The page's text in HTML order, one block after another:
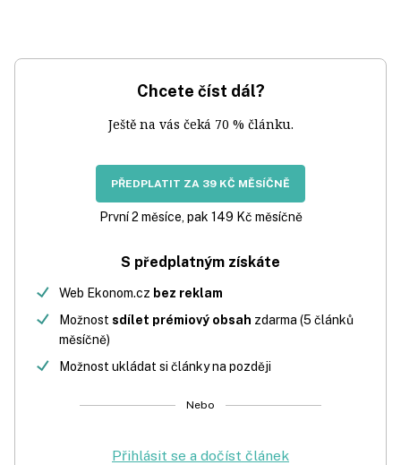
Chcete číst dál?
Ještě na vás čeká 70 % článku.
PŘEDPLATIT ZA 39 KČ MĚSÍČNĚ
První 2 měsíce, pak 149 Kč měsíčně
S předplatným získáte
Web Ekonom.cz bez reklam
Možnost sdílet prémiový obsah zdarma (5 článků
měsíčně)
Možnost ukládat si články na později
Nebo
Přihlásit se a dočíst článek